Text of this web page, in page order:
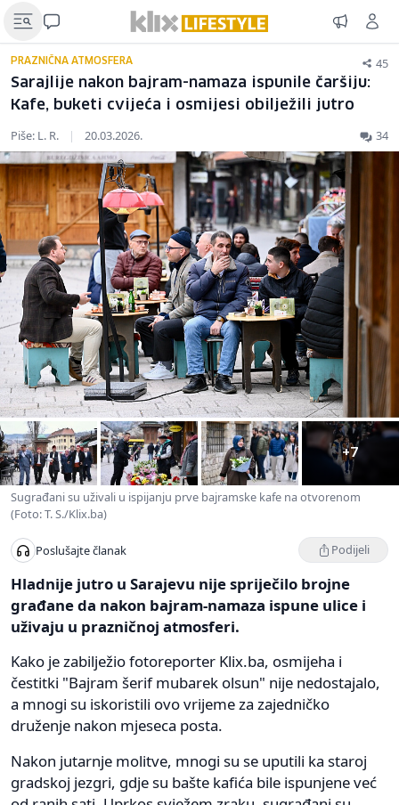
PRAZNIČNA ATMOSFERA 45
Sarajlije nakon bajram-namaza ispunile čaršiju:
Kafe, buketi cvijeća i osmijesi obilježili jutro
Piše: L. R. | 20.03.2026. 34
+7
Sugrađani su uživali u ispijanju prve bajramske kafe na otvorenom
(Foto: T. S./Klix.ba)
Poslušajte članak Podijeli
Hladnije jutro u Sarajevu nije spriječilo brojne
građane da nakon bajram-namaza ispune ulice i
uživaju u prazničnoj atmosferi.
Kako je zabilježio fotoreporter Klix.ba, osmijeha i
čestitki "Bajram šerif mubarek olsun" nije nedostajalo,
a mnogi su iskoristili ovo vrijeme za zajedničko
druženje nakon mjeseca posta.
Nakon jutarnje molitve, mnogi su se uputili ka staroj
gradskoj jezgri, gdje su bašte kafića bile ispunjene već